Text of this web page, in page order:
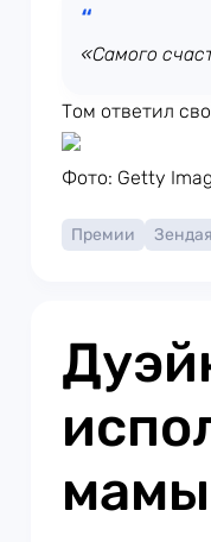
«Самого
Том ответил
Фото: Getty
Премии Зендая
мамы